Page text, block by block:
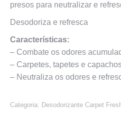
presos para neutralizar e
Desodoriza e refresca
Características:
– Combate os odores
– Carpetes, tapetes e
– Neutraliza os odores e
Categoria: Desodorizante Carpet